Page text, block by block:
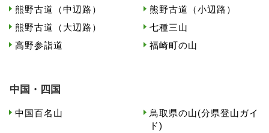
熊野古道（中辺路）
熊野古道（小辺路）
熊野古道（大辺路）
七種三山
高野参詣道
福崎町の山
中国・四国
中国百名山
鳥取県の山(分県登山ガイ
ド)